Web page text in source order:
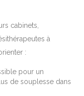
cabinets,
à
:
pour un
de souplesse dans